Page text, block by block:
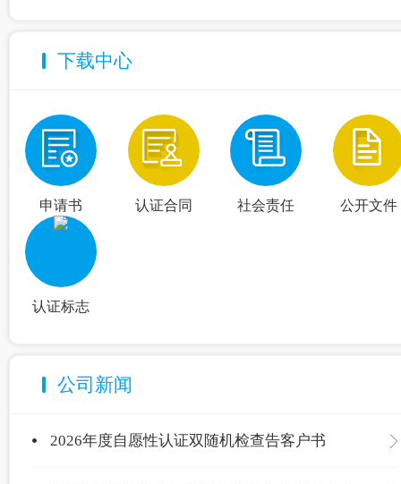
下载中心
申请书 认证合同 社会责任 公开文件
认证标志
公司新闻
2026年度自愿性认证双随机检查告客户书